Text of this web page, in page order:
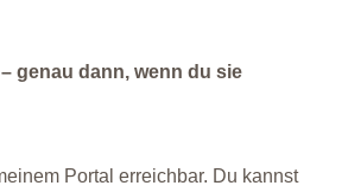
genau dann, wenn du sie
Portal erreichbar. Du kannst